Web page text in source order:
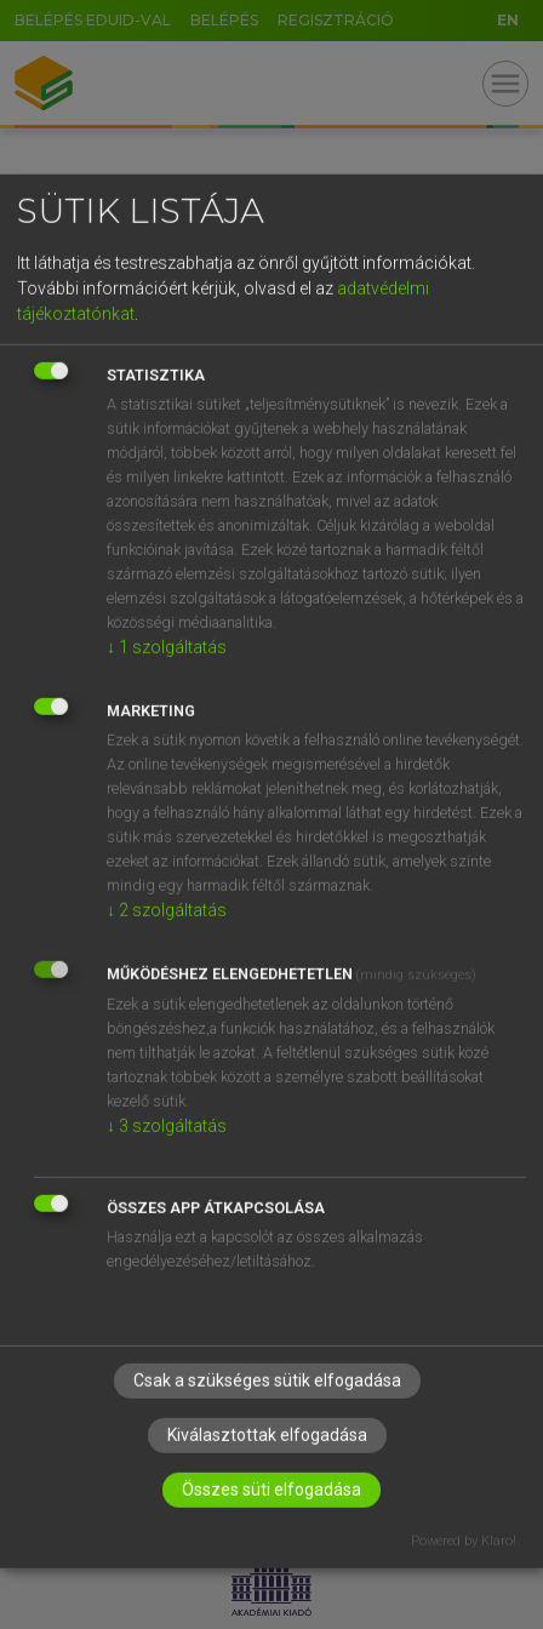
BELÉPÉS EDUID-VAL BELÉPÉS REGISZTRÁCIÓ EN
menu
OOOOPS!
SZOTAR.NET APPLIKÁCIÓ
MICROSOFT OFFICE BŐVÍTMÉNY
BEÉPÜLŐ SZÓTÁRMODUL
ONLINE NYELVVIZSGA
EGYÉNI FELHASZNÁLÓKNAK
TANULÓKNAK
OKTATÁSI INTÉZMÉNYEKNEK
VÁLLALATI MEGOLDÁSOK
RÓLUNK
ELÉRHETŐSÉG
SÜTI BEÁLLÍTÁSOK
LICENCSZERZŐDÉS ADATVÉDELEM
SÜTIK LISTÁJA
Itt láthatja és testreszabhatja az önről gyűjtött információkat.
További információért kérjük, olvasd el az adatvédelmi
tájékoztatónkat
STATISZTIKA
A statisztikai sütiket „teljesítménysütiknek” is nevezik. Ezek a
sütik információkat gyűjtenek a webhely használatának
módjáról, többek között arról, hogy milyen oldalakat keresett fel
és milyen linkekre kattintott. Ezek az információk a felhasználó
azonosítására nem használhatóak, mivel az adatok
összesítettek és anonimizáltak. Céljuk kizárólag a weboldal
funkcióinak javítása. Ezek közé tartoznak a harmadik féltől
származó elemzési szolgáltatásokhoz tartozó sütik; ilyen
elemzési szolgáltatások a látogatóelemzések, a hőtérképek és a
közösségi médiaanalitika.
↓ 1 szolgáltatás
MARKETING
Ezek a sütik nyomon követik a felhasználó online tevékenységét.
Az online tevékenységek megismerésével a hirdetők
relevánsabb reklámokat jeleníthetnek meg, és korlátozhatják,
hogy a felhasználó hány alkalommal láthat egy hirdetést. Ezek a
sütik más szervezetekkel és hirdetőkkel is megoszthatják
ezeket az információkat. Ezek állandó sütik, amelyek szinte
mindig egy harmadik féltől származnak.
↓ 2 szolgáltatás
MŰKÖDÉSHEZ ELENGEDHETETLEN (mindig szükséges)
Ezek a sütik elengedhetetlenek az oldalunkon történő
böngészéshez,a funkciók használatához, és a felhasználók
nem tilthatják le azokat. A feltétlenül szükséges sütik közé
tartoznak többek között a személyre szabott beállításokat
kezelő sütik.
↓ 3 szolgáltatás
ÖSSZES APP ÁTKAPCSOLÁSA
Használja ezt a kapcsolót az összes alkalmazás
engedélyezéséhez/letiltásához.
Csak a szükséges sütik elfogadása
Kiválasztottak elfogadása
Összes süti elfogadása
Powered by Klaro!
GR
5
g h k l
v b n m , . - AltGr